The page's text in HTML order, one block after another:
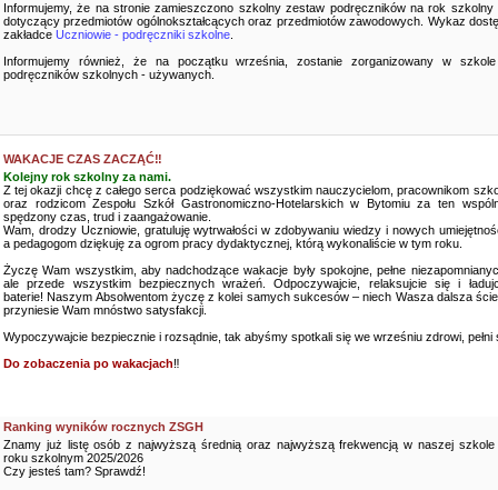
Informujemy, że na stronie zamieszczono szkolny zestaw podręczników na rok szkolny
dotyczący przedmiotów ogólnokształcących oraz przedmiotów zawodowych. Wykaz
zakładce Uczniowie - podręczniki szkolne
Informujemy również, że na początku września, zostanie zorganizowany w
podręczników szkolnych - używanych.
WAKACJE CZAS ZACZĄĆ‼️
Kolejny rok szkolny za nami.
Z tej okazji chcę z całego serca podziękować wszystkim nauczycielom, pracownikom
oraz rodzicom Zespołu Szkół Gastronomiczno-Hotelarskich w Bytomiu za ten
spędzony czas, trud i zaangażowanie.
Wam, drodzy Uczniowie, gratuluję wytrwałości w zdobywaniu wiedzy i nowych
a pedagogom dziękuję za ogrom pracy dydaktycznej, którą wykonaliście w tym roku.
Życzę Wam wszystkim, aby nadchodzące wakacje były spokojne, pełne
ale przede wszystkim bezpiecznych wrażeń. Odpoczywajcie, relaksujcie się i
baterie! Naszym Absolwentom życzę z kolei samych sukcesów – niech Wasza dalsza
przyniesie Wam mnóstwo satysfakcji.
Wypoczywajcie bezpiecznie i rozsądnie, tak abyśmy spotkali się we wrześniu zdrowi, pełni
Do zobaczenia po wakacjach‼️
Ranking wyników rocznych ZSGH
Znamy już listę osób z najwyższą średnią oraz najwyższą frekwencją w naszej szkole
roku szkolnym 2025/2026
Czy jesteś tam? Sprawdź!